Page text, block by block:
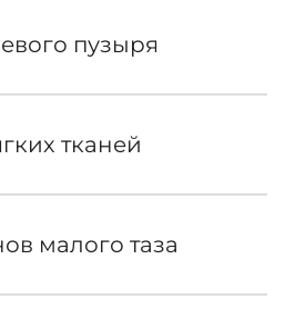
пузыря
тканей
малого таза